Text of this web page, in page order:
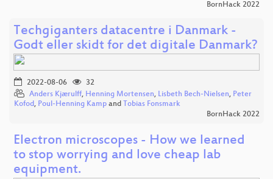
BornHack 2022
Techgiganters datacentre i Danmark -
Godt eller skidt for det digitale Danmark?
2022-08-06
32
Anders Kjærulff, Henning Mortensen, Lisbeth Bech-Nielsen, Peter
Kofod, Poul-Henning Kamp and Tobias Fonsmark
BornHack 2022
Electron microscopes - How we learned
to stop worrying and love cheap lab
equipment.